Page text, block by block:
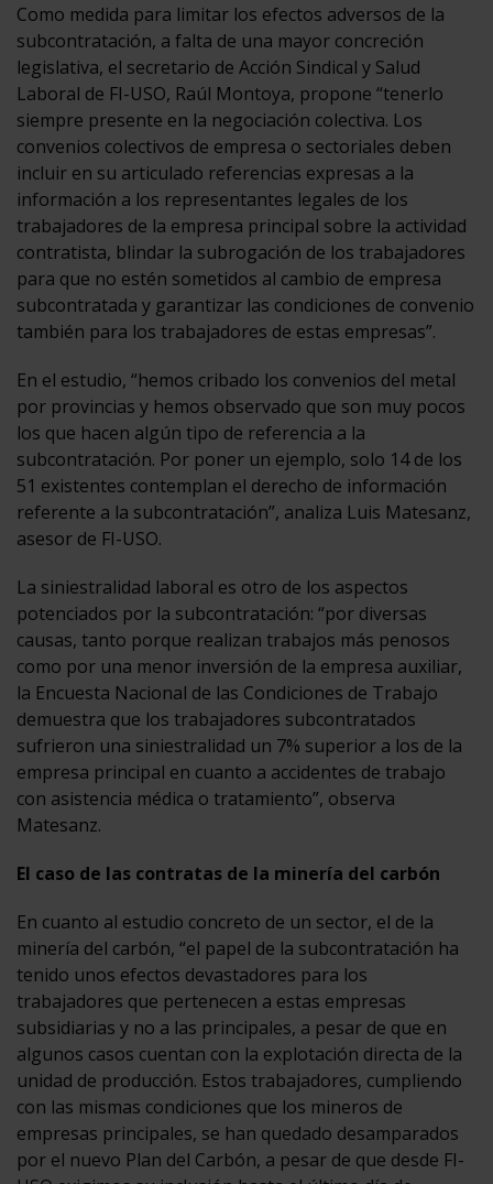
Como medida para limitar los efectos adversos de la
subcontratación, a falta de una mayor concreción
legislativa, el secretario de Acción Sindical y Salud
Laboral de FI-USO, Raúl Montoya, propone “tenerlo
siempre presente en la negociación colectiva. Los
convenios colectivos de empresa o sectoriales deben
incluir en su articulado referencias expresas a la
información a los representantes legales de los
trabajadores de la empresa principal sobre la actividad
contratista, blindar la subrogación de los trabajadores
para que no estén sometidos al cambio de empresa
subcontratada y garantizar las condiciones de convenio
también para los trabajadores de estas empresas”.
En el estudio, “hemos cribado los convenios del metal
por provincias y hemos observado que son muy pocos
los que hacen algún tipo de referencia a la
subcontratación. Por poner un ejemplo, solo 14 de los
51 existentes contemplan el derecho de información
referente a la subcontratación”, analiza Luis Matesanz,
asesor de FI-USO.
La siniestralidad laboral es otro de los aspectos
potenciados por la subcontratación: “por diversas
causas, tanto porque realizan trabajos más penosos
como por una menor inversión de la empresa auxiliar,
la Encuesta Nacional de las Condiciones de Trabajo
demuestra que los trabajadores subcontratados
sufrieron una siniestralidad un 7% superior a los de la
empresa principal en cuanto a accidentes de trabajo
con asistencia médica o tratamiento”, observa
Matesanz.
El caso de las contratas de la minería del carbón
En cuanto al estudio concreto de un sector, el de la
minería del carbón, “el papel de la subcontratación ha
tenido unos efectos devastadores para los
trabajadores que pertenecen a estas empresas
subsidiarias y no a las principales, a pesar de que en
algunos casos cuentan con la explotación directa de la
unidad de producción. Estos trabajadores, cumpliendo
con las mismas condiciones que los mineros de
empresas principales, se han quedado desamparados
por el nuevo Plan del Carbón, a pesar de que desde FI-